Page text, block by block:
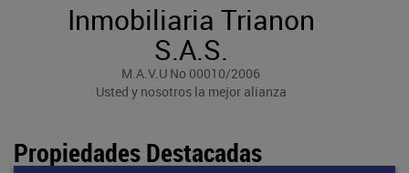
Inmobiliaria Trianon
S.A.S.
M.A.V.U No 00010/2006
Usted y nosotros la mejor alianza
Propiedades Destacadas